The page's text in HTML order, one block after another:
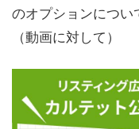
のオプションについ
（動画に対して）